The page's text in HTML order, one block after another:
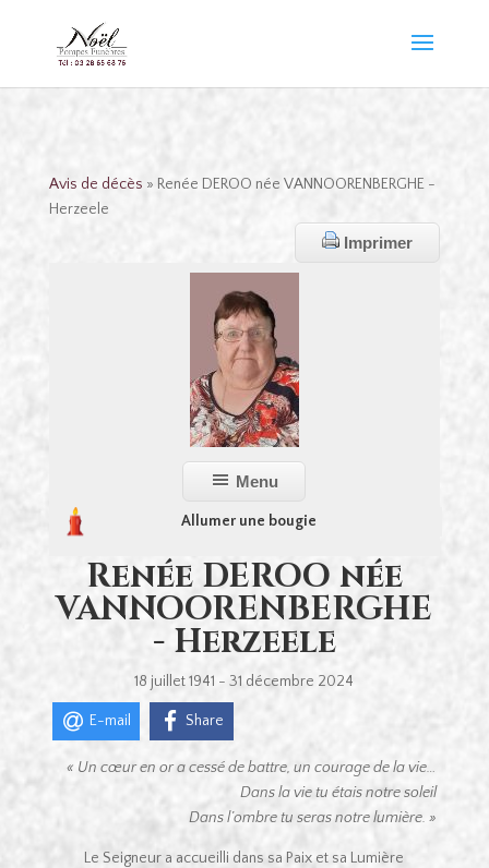
Avis de décès » Renée DEROO née VANNOORENBERGHE -
Herzeele
Imprimer
Menu
Allumer une bougie
Renée DEROO née
VANNOORENBERGHE
- Herzeele
18 juillet 1941 - 31 décembre 2024
E-mail Share
« Un cœur en or a cessé de battre, un courage de la vie…
Dans la vie tu étais notre soleil
Dans l’ombre tu seras notre lumière. »
Le Seigneur a accueilli dans sa Paix et sa Lumière